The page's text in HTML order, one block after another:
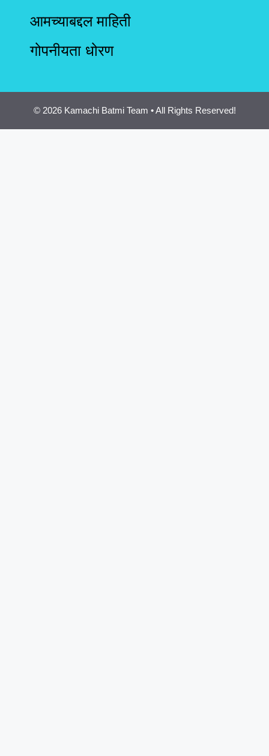
आमच्याबद्दल माहिती
गोपनीयता धोरण
© 2026 Kamachi Batmi Team • All Rights Reserved!